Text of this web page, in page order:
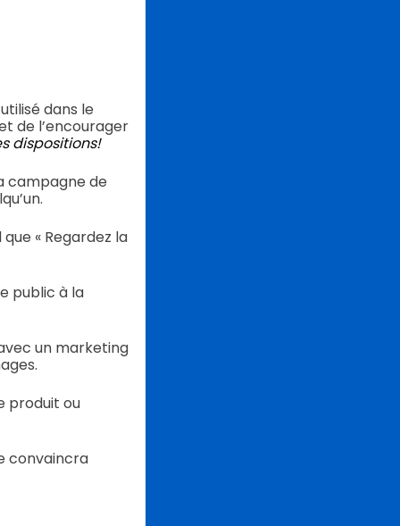
dans le
de l’encourager
dispositions!
campagne de
« Regardez la
public à la
un marketing
produit ou
convaincra